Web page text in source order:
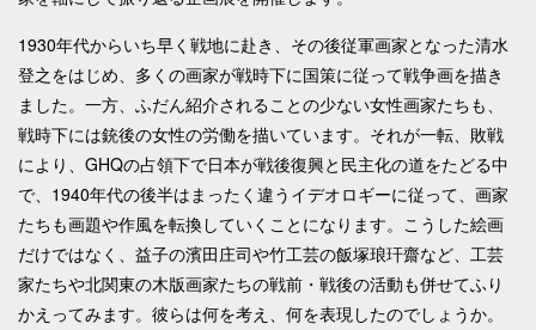
1930年代からいち早く戦地に赴き、その後従軍画家となった清水
登之をはじめ、多くの画家が戦時下に国策に従って戦争画を描き
ました。一方、ふだん紹介されることの少ない女性画家たちも、
戦時下には銃後の女性の労働を描いています。それが一転、敗戦
により、GHQの占領下で日本が戦後復興と民主化の道をたどる中
で、1940年代の後半はまったく違うイデオロギーに従って、画家
たちも画題や作風を転換していくことになります。こうした絵画
だけではなく、益子の濱田庄司や竹工芸の飯塚琅玕齋など、工芸
家たちや北関東の木版画家たちの戦前・戦後の活動も併せてふり
かえってみます。彼らは何を考え、何を表現したのでしょうか。